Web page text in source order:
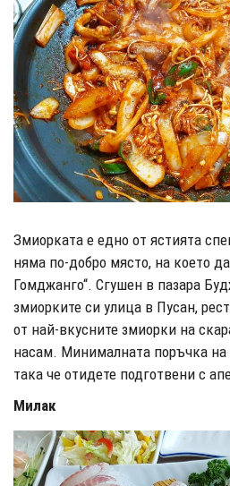
Змиорката е едно от ястията
няма по-добро място, на което
Гомджанго“. Сгушен в пазара
змиорките си улица в Пусан,
от най-вкусните змиорки на
насам. Минималната поръчка на
така че отидете подготвени с
Милак